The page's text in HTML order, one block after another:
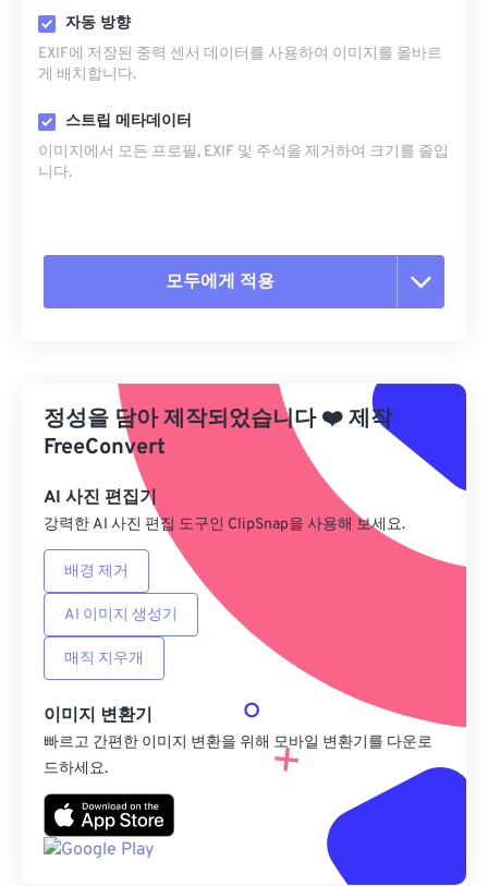
자동 방향
EXIF에 저장된 중력 센서 데이터를 사용하여 이미지를 올바르
게 배치합니다.
스트립 메타데이터
이미지에서 모든 프로필, EXIF ​​및 주석을 제거하여 크기를 줄입
니다.
모두에게 적용
사전 설정에서 적용
사전 설정으로 저장
정성을 담아 제작되었습니다❤️제작
FreeConvert
AI 사진 편집기
강력한 AI 사진 편집 도구인 ClipSnap을 사용해 보세요.
배경 제거
AI 이미지 생성기
매직 지우개
이미지 변환기
빠르고 간편한 이미지 변환을 위해 모바일 변환기를 다운로
드하세요.